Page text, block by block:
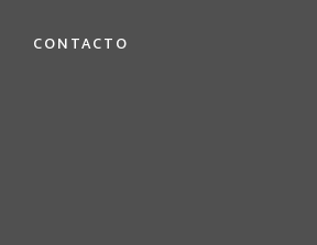
CONTACTO